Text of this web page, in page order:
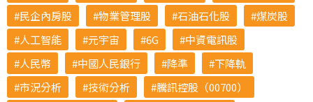
民企內房股
物業管理股 石油石化股
煤炭股
人工智能
元宇宙 6G
中資電訊股
人民幣
中國人民銀行 降準
下降軌
市況分析
技術分析
騰訊控股（00700）